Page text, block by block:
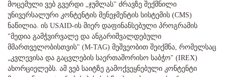
მოცემული ვებ გვერდი „ჯუმლას" ძრავზე შექმნილი
უნივერსალური კონტენტის მენეჯმენტის სისტემის (CMS)
ნაწილია. ის USAID-ის მიერ დაფინანსებული პროგრამის
"მედია გამჭვირვალე და ანგარიშვალდებული
მმართველობისთვის" (M-TAG) მეშვეობით შეიქმნა, რომელსაც
„კვლევისა და გაცვლების საერთაშორისო საბჭო" (IREX)
ახორციელებს. ამ ვებ საიტზე გამოქვეყნებული კონტენტი